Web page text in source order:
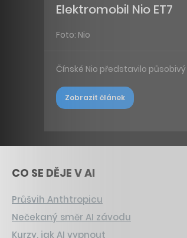
Elektromobil Nio ET7
Foto: Nio
Čínské Nio představilo
Zobrazit článek
CO SE DĚJE V AI
Průšvih Anthtropicu
Nečekaný směr AI závodu
Kurzy, jak AI vypnout